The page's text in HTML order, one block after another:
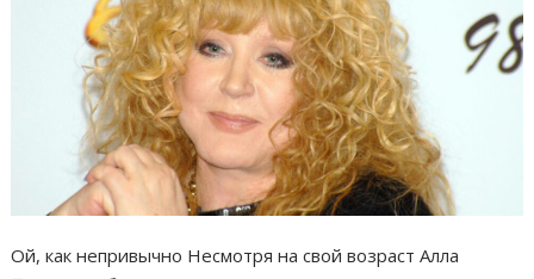
Ой, как непривычно Несмотря на свой возраст Алла